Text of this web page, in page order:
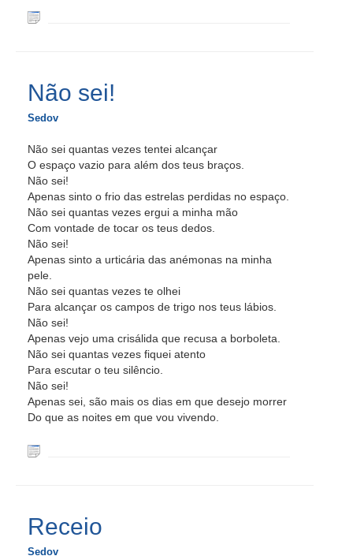
Não sei!
Sedov
Não sei quantas vezes tentei alcançar
O espaço vazio para além dos teus braços.
Não sei!
Apenas sinto o frio das estrelas perdidas no espaço.
Não sei quantas vezes ergui a minha mão
Com vontade de tocar os teus dedos.
Não sei!
Apenas sinto a urticária das anémonas na minha
pele.
Não sei quantas vezes te olhei
Para alcançar os campos de trigo nos teus lábios.
Não sei!
Apenas vejo uma crisálida que recusa a borboleta.
Não sei quantas vezes fiquei atento
Para escutar o teu silêncio.
Não sei!
Apenas sei, são mais os dias em que desejo morrer
Do que as noites em que vou vivendo.
Receio
Sedov